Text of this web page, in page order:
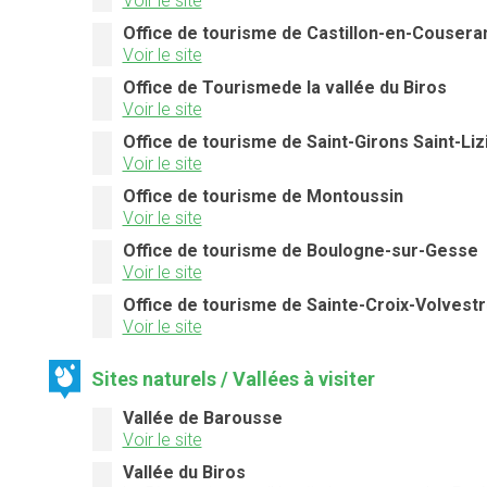
Office de tourisme de Castillon-en-
Voir le site
Office de Tourismede la vallée du Biros
Voir le site
Office de tourisme de Saint-Girons Saint-
Voir le site
Office de tourisme de Montoussin
Voir le site
Office de tourisme de Boulogne-sur-Gesse
Voir le site
Office de tourisme de Sainte-Croix-
Voir le site
Sites naturels / Vallées à visiter
Vallée de Barousse
Voir le site
Vallée du Biros